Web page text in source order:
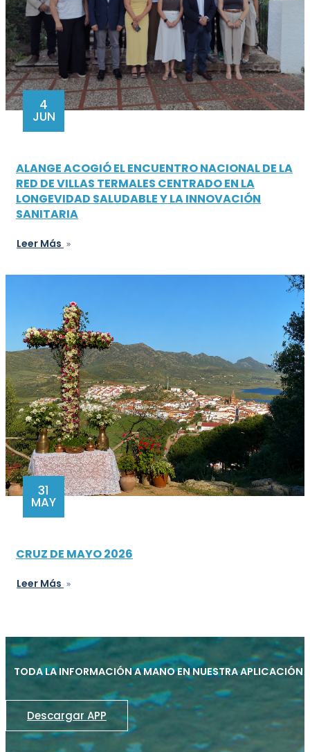
4
JUN
ALANGE ACOGIÓ EL ENCUENTRO NACIONAL DE LA
RED DE VILLAS TERMALES CENTRADO EN LA
LONGEVIDAD SALUDABLE Y LA INNOVACIÓN
SANITARIA
Leer Más
31
MAY
CRUZ DE MAYO 2026
Leer Más
TODA LA INFORMACIÓN A MANO EN NUESTRA APLICACIÓN
Descargar APP